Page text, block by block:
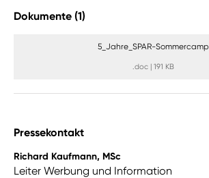
Dokumente (1)
5_Jahre_SPAR-Sommercamp
.doc| 191 KB
Pressekontakt
Richard Kaufmann, MSc
Leiter Werbung und Information